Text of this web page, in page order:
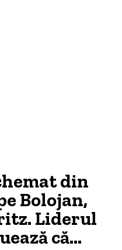
din
Bolojan,
Liderul
că…